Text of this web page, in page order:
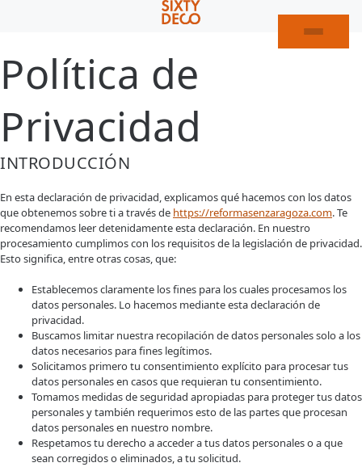
Política de
Privacidad
INTRODUCCIÓN
En esta declaración de privacidad, explicamos qué hacemos con los datos
que obtenemos sobre ti a través de https://reformasenzaragoza.com. Te
recomendamos leer detenidamente esta declaración. En nuestro
procesamiento cumplimos con los requisitos de la legislación de privacidad.
Esto significa, entre otras cosas, que:
Establecemos claramente los fines para los cuales procesamos los
datos personales. Lo hacemos mediante esta declaración de
privacidad.
Buscamos limitar nuestra recopilación de datos personales solo a los
datos necesarios para fines legítimos.
Solicitamos primero tu consentimiento explícito para procesar tus
datos personales en casos que requieran tu consentimiento.
Tomamos medidas de seguridad apropiadas para proteger tus datos
personales y también requerimos esto de las partes que procesan
datos personales en nuestro nombre.
Respetamos tu derecho a acceder a tus datos personales o a que
sean corregidos o eliminados, a tu solicitud.